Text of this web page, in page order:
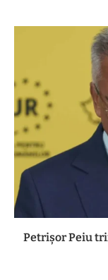
Petrișor Peiu